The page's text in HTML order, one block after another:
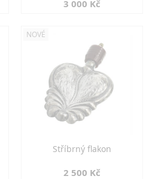
3 000 Kč
NOVÉ
Stříbrný flakon
2 500 Kč